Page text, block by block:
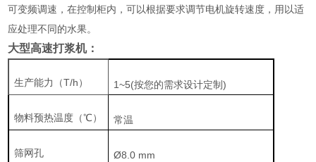
可变频调速，在控制柜内，可以根据要求调节电机旋转速度，用以适
应处理不同的水果。
大型高速打浆机：
生产能力（T/h） 1~5(按您的需求设计定制)
物料预热温度（℃） 常温
筛网孔 Ø8.0 mm